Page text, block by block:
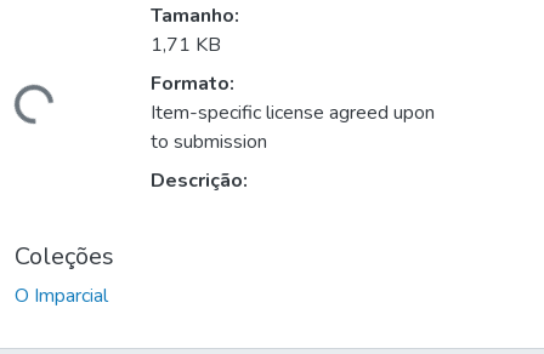
Carregando...
Tamanho:
1,71 KB
Formato:
Item-specific license agreed upon
to submission
Descrição:
Coleções
O Imparcial